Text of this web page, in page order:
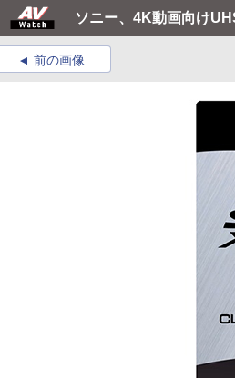
ソニー、4K動画向け
前の画像